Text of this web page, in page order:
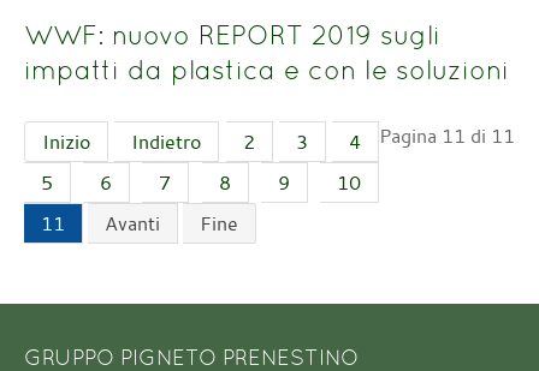
WWF: nuovo REPORT 2019 sugli
impatti da plastica e con le soluzioni
Pagina 11 di 11
Inizio Indietro 2 3
4
5
6 7 8 9
10
11
Avanti Fine
GRUPPO PIGNETO PRENESTINO